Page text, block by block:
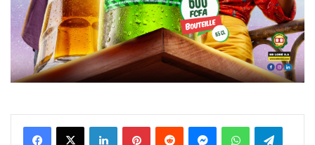
FacebookX Linkedin PinterestReddit MessengerWhatsAppTelegram